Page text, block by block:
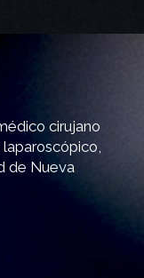
cirujano
de Nueva